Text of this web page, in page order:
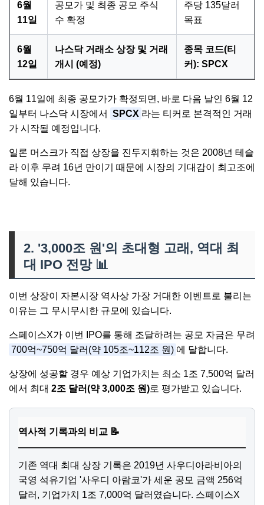
6월
11일
공모가 및 최종 공모 주식
수 확정
주당 135달러
목표
6월
12일
나스닥 거래소 상장 및 거래
개시 (예정)
종목 코드(티
커): SPCX
6월 11일에 최종 공모가가 확정되면, 바로 다음 날인 6월 12
일부터 나스닥 시장에서
SPCX 라는 티커로 본격적인 거래
가 시작될 예정입니다.
일론 머스크가 직접 상장을 진두지휘하는 것은 2008년 테슬
라 이후 무려 16년 만이기 때문에 시장의 기대감이 최고조에
달해 있습니다.
2. '3,000조 원'의 초대형 고래, 역대 최
대 IPO 전망📊
이번 상장이 자본시장 역사상 가장 거대한 이벤트로 불리는
이유는 그 무시무시한 규모에 있습니다.
스페이스X가 이번 IPO를 통해 조달하려는 공모 자금은 무려
700억~750억 달러(약 105조~112조 원) 에 달합니다.
상장에 성공할 경우 예상 기업가치는 최소 1조 7,500억 달러
에서 최대 2조 달러(약 3,000조 원)로 평가받고 있습니다.
역사적 기록과의 비교 📝
기존 역대 최대 상장 기록은 2019년 사우디아라비아의
국영 석유기업 '사우디 아람코'가 세운 공모 금액 256억
달러, 기업가치 1조 7,000억 달러였습니다. 스페이스X